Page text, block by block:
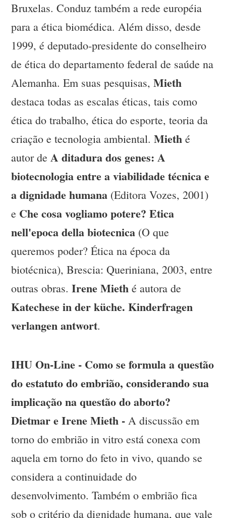
Bruxelas. Conduz também a rede européia
para a ética biomédica. Além disso, desde
1999, é deputado-presidente do conselheiro
de ética do departamento federal de saúde na
Alemanha. Em suas pesquisas,Mieth
destaca todas as escalas éticas, tais como
ética do trabalho, ética do esporte, teoria da
criação e tecnologia ambiental.Miethé
autor deA ditadura dos genes: A
biotecnologia entre a viabilidade técnica e
a dignidade humana (Editora Vozes, 2001)
e Che cosa vogliamo potere? Etica
nell'epoca della biotecnica (O que
queremos poder? Ética na época da
biotécnica), Brescia: Queriniana, 2003, entre
outras obras.Irene Mieth é autora de
Katechese in der küche. Kinderfragen
verlangen antwort.
IHU On-Line - Como se formula a questão
do estatuto do embrião, considerando sua
implicação na questão do aborto?
Dietmar e Irene Mieth - A discussão em
torno do embrião in vitro está conexa com
aquela em torno do feto in vivo, quando se
considera a continuidade do
desenvolvimento. Também o embrião fica
sob o critério da dignidade humana, que vale